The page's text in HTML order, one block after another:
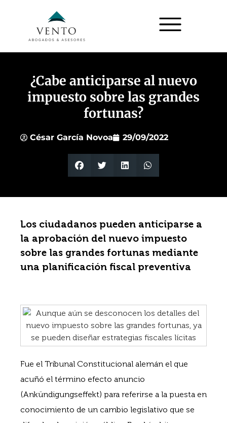
¿Cabe anticiparse al nuevo
impuesto sobre las grandes
fortunas?
César García Novoa 29/09/2022
Los ciudadanos pueden anticiparse a
la aprobación del nuevo impuesto
sobre las grandes fortunas mediante
una planificación fiscal preventiva
Fue el Tribunal Constitucional alemán el que
acuñó el término efecto anuncio
(Ankündigungseffekt) para referirse a la puesta en
conocimiento de un cambio legislativo que se